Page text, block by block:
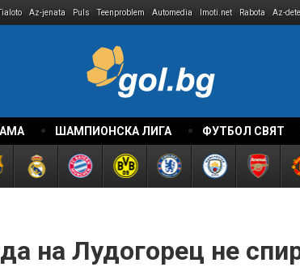
Az-jenata Puls Teenproblem Automedia Imoti.net Rabota Az-
ШАМПИОНСКА ЛИГА ФУТБОЛ СВЯТ
на Лудогорец не